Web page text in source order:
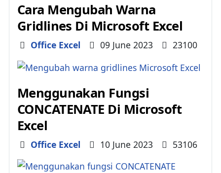
Cara Mengubah Warna
Gridlines Di Microsoft Excel
Details
Office Excel 09 June 2023 23100
Menggunakan Fungsi
CONCATENATE Di Microsoft
Excel
Details
Office Excel 10 June 2023 53106